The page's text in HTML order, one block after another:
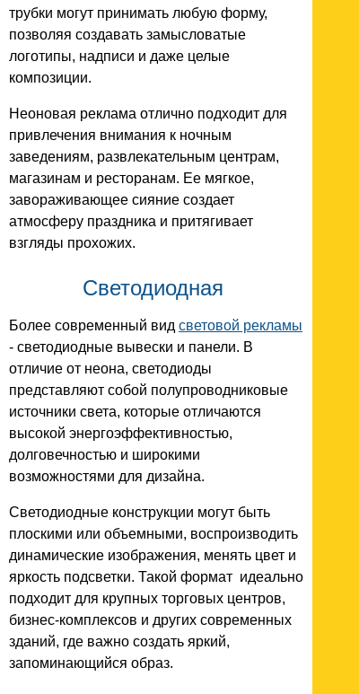
трубки могут принимать любую форму,
позволяя создавать замысловатые
логотипы, надписи и даже целые
композиции.
Неоновая реклама отлично подходит для
привлечения внимания к ночным
заведениям, развлекательным центрам,
магазинам и ресторанам. Ее мягкое,
завораживающее сияние создает
атмосферу праздника и притягивает
взгляды прохожих.
Светодиодная
Более современный вид световой рекламы
- светодиодные вывески и панели. В
отличие от неона, светодиоды
представляют собой полупроводниковые
источники света, которые отличаются
высокой энергоэффективностью,
долговечностью и широкими
возможностями для дизайна.
Светодиодные конструкции могут быть
плоскими или объемными, воспроизводить
динамические изображения, менять цвет и
яркость подсветки. Такой формат идеально
подходит для крупных торговых центров,
бизнес-комплексов и других современных
зданий, где важно создать яркий,
запоминающийся образ.